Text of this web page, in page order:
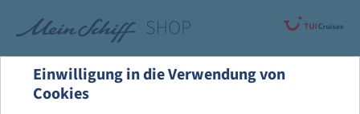
Einwilligung in die Verwendung von
Cookies